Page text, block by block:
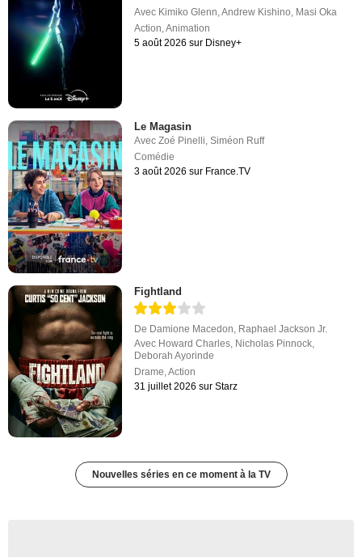
Avec Kimiko Glenn,Andrew Kishino, Masi Oka
Action,Animation
5 août 2026 sur Disney+
Le Magasin
AvecZoé Pinelli,Siméon Ruff
Comédie
3 août 2026 sur France.TV
Fightland
De Damione Macedon Raphael Jackson Jr.
Avec Howard Charles Nicholas Pinnock
Deborah Ayorinde
Drame ,Action
31 juillet 2026 sur Starz
Nouvelles séries en ce moment à la TV